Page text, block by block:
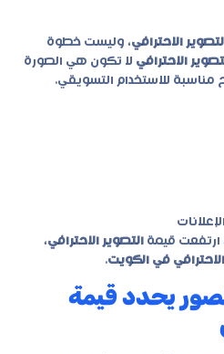
الاحترافي، وليست خطوة
الاحترافي لا تكون هي الصورة
مناسبة للاستخدام التسويقي.
ارتفعت قيمة التصوير الاحترافي،
في الكويت.
يحدد قيمة